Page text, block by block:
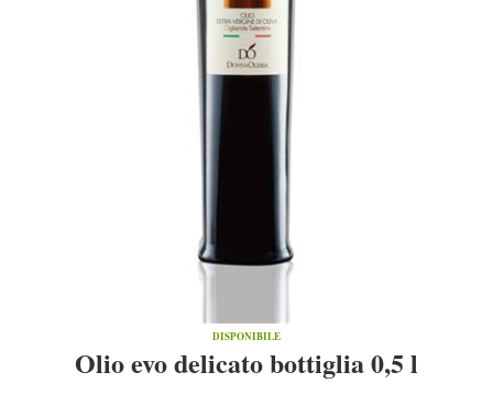
DISPONIBILE
Olio evo delicato bottiglia 0,5 l